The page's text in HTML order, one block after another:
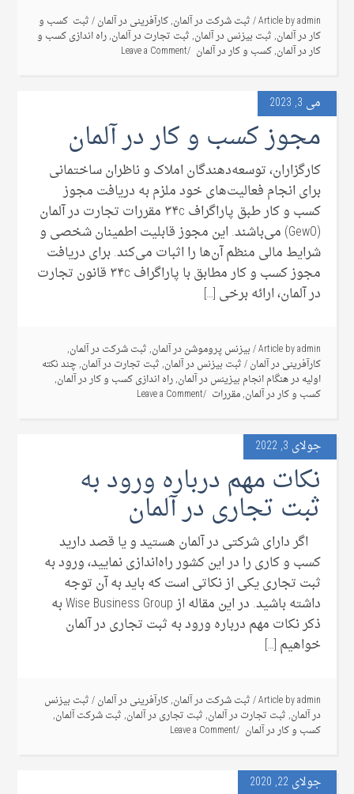
Article byadmin
/ثبت شرکت در آلمان,کارآفرینی در آلمان/ثبت کسب و
کار در آلمان,ثبت بیزنس در آلمان,ثبت تجارت در آلمان,راه اندازی کسب و
کار در آلمان,کسب و کار در آلمان Leave a Comment
می 3, 2023
مجوز کسب و کار در آلمان
کارگزاران، توسعه‌دهندگان املاک و ناظران ساختمانی
برای انجام فعالیت‌های خود ملزم به دریافت مجوز
کسب و کار طبق پاراگراف ۳۴c مقررات تجارت در آلمان
(GewO) می‌باشند. این مجوز قابلیت اطمینان شخصی و
شرایط مالی منظم آن‌ها را اثبات می‌کند. برای دریافت
مجوز کسب و کار مطابق با پاراگراف ۳۴c قانون تجارت
در آلمان، ارائه برخی […]
Article byadmin
/بیزنس پروموشن در آلمان,ثبت شرکت در آلمان,
کارآفرینی در آلمان/ثبت بیزنس در آلمان,ثبت تجارت در آلمان,چند نکته
اولیه در هنگام انجام بیزینس در آلمان,راه اندازی کسب و کار در آلمان,
کسب و کار در آلمان,مقررات Leave a Comment
جولای 3, 2022
نکات مهم درباره ورود به
ثبت تجاری در آلمان
اگر دارای شرکتی در آلمان هستید و یا قصد دارید
کسب و کاری را در این کشور راه‌اندازی نمایید، ورود به
ثبت تجاری یکی از نکاتی است که باید به آن توجه
داشته باشید. در این مقاله از Wise Business Group به
ذکر نکات مهم درباره ورود به ثبت تجاری در آلمان
خواهیم […]
Article byadmin
/ثبت شرکت در آلمان,کارآفرینی در آلمان/ثبت بیزنس
در آلمان,ثبت تجارت در آلمان,ثبت تجاری در آلمان,ثبت شرکت آلمان,
کسب و کار در آلمان Leave a Comment
جولای 22, 2020